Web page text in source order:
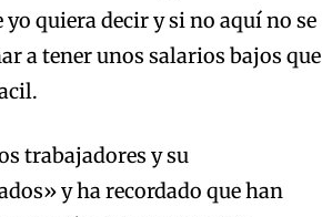
quiera decir y si no aquí no se
a tener unos salarios bajos que
trabajadores y su
y ha recordado que han